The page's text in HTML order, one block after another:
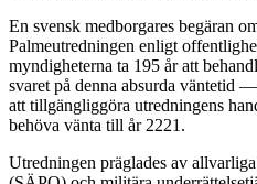
En svensk medborgares begäran
Palmeutredningen enligt
myndigheterna ta 195 år att
svaret på denna absurda väntetid
att tillgängliggöra utredningens
behöva vänta till år 2221.
Utredningen präglades av